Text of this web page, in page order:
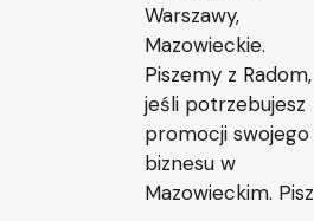
Warszawy,
Mazowieckie.
Piszemy z Radom,
jeśli potrzebujesz
promocji swojego
biznesu w
Mazowieckim. Pisz